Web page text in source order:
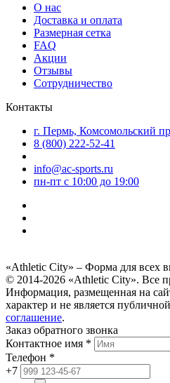
О нас
Доставка и оплата
Размерная сетка
FAQ
Акции
Отзывы
Сотрудничество
Контакты
г. Пермь, Комсомольский
8 (800) 222-52-41
info@ac-sports.ru
пн-пт c 10:00 до 19:00
«Athletic City» – Форма для всех
© 2014-2026 «Athletic City». Все
Информация, размещенная на
характер и не является
соглашение.
Заказ обратного звонка
Контактное имя *
Телефон *
+7